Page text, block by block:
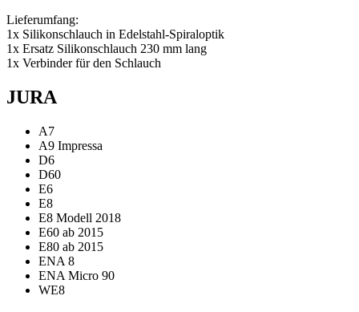
Lieferumfang:
1x Silikonschlauch in Edelstahl-Spiraloptik
1x Ersatz Silikonschlauch 230 mm lang
1x Verbinder für den Schlauch
JURA
A7
A9 Impressa
D6
D60
E6
E8
E8 Modell 2018
E60 ab 2015
E80 ab 2015
ENA 8
ENA Micro 90
WE8